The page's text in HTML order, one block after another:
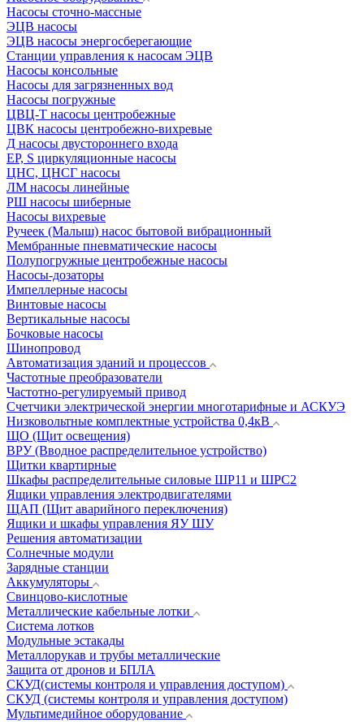
Насосы сточно-массные
ЭЦВ насосы
ЭЦВ насосы энергосберегающие
Станции управления к насосам ЭЦВ
Насосы консольные
Насосы для загрязненных вод
Насосы погружные
ЦВЦ-Т насосы центробежные
ЦВК насосы центробежно-вихревые
Д насосы двустороннего входа
EP, S циркуляционные насосы
ЦНС, ЦНСГ насосы
ЛМ насосы линейные
РШ насосы шиберные
Насосы вихревые
Ручеек (Малыш) насос бытовой вибрационный
Мембранные пневматические насосы
Полупогружные центробежные насосы
Насосы-дозаторы
Импеллерные насосы
Винтовые насосы
Вертикальные насосы
Бочковые насосы
Шинопровод
Автоматизация зданий и процессов
Частотные преобразователи
Частотно-регулируемый привод
Счетчики электрической энергии многотарифные и АСКУЭ
Низковольтные комплектные устройства 0,4кВ
ЩО (Щит освещения)
ВРУ (Вводное распределительное устройство)
Щитки квартирные
Шкафы распределительные силовые ШР11 и ШРС2
Ящики управления электродвигателями
ЩАП (Щит аварийного переключения)
Ящики и шкафы управления ЯУ ШУ
Решения автоматизации
Солнечные модули
Зарядные станции
Аккумуляторы
Свинцово-кислотные
Металлические кабельные лотки
Система лотков
Модульные эстакады
Металлорукав и трубы металлические
Защита от дронов и БПЛА
СКУД(системы контроля и управления доступом)
СКУД (системы контроля и управления доступом)
Мультимедийное оборудование